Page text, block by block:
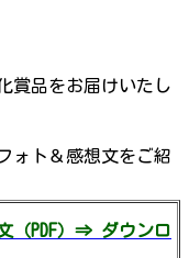
賞品をお届けいたし
ォト＆感想文をご紹
（PDF）⇒ ダウンロ